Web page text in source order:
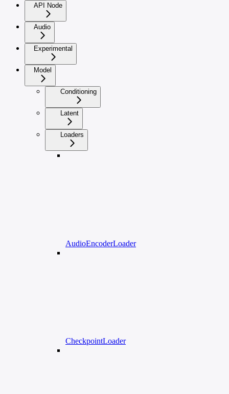
API Node
Audio
Experimental
Model
Conditioning
Latent
Loaders
AudioEncoderLoader
CheckpointLoader